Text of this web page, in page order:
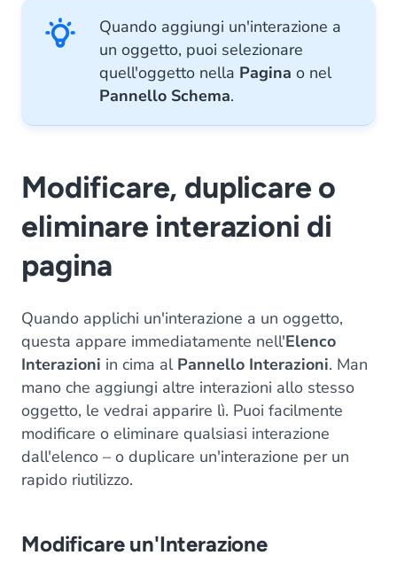
Quando aggiungi un'interazione a
un oggetto, puoi selezionare
quell'oggetto nella Pagina o nel
Pannello Schema.
Modificare, duplicare o
eliminare interazioni di
pagina
Quando applichi un'interazione a un oggetto,
questa appare immediatamente nell'Elenco
Interazioni in cima al Pannello Interazioni. Man
mano che aggiungi altre interazioni allo stesso
oggetto, le vedrai apparire lì. Puoi facilmente
modificare o eliminare qualsiasi interazione
dall'elenco – o duplicare un'interazione per un
rapido riutilizzo.
Modificare un'Interazione